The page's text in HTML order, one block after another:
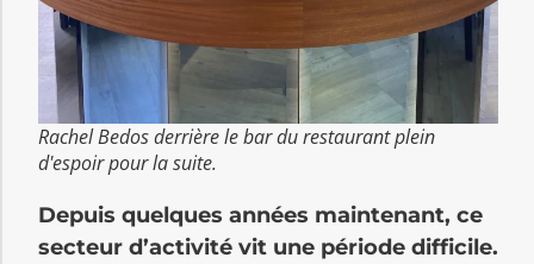
Rachel Bedos derrière le bar du restaurant plein
d'espoir pour la suite.
Depuis quelques années maintenant, ce
secteur d’activité vit une période difficile.